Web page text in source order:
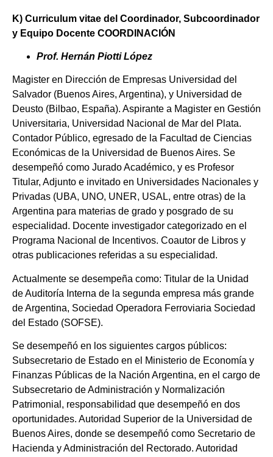
K) Curriculum vitae del Coordinador, Subcoordinador
y Equipo Docente COORDINACIÓN
Prof. Hernán Piotti López
Magister en Dirección de Empresas Universidad del
Salvador (Buenos Aires, Argentina), y Universidad de
Deusto (Bilbao, España). Aspirante a Magister en Gestión
Universitaria, Universidad Nacional de Mar del Plata.
Contador Público, egresado de la Facultad de Ciencias
Económicas de la Universidad de Buenos Aires. Se
desempeñó como Jurado Académico, y es Profesor
Titular, Adjunto e invitado en Universidades Nacionales y
Privadas (UBA, UNO, UNER, USAL, entre otras) de la
Argentina para materias de grado y posgrado de su
especialidad. Docente investigador categorizado en el
Programa Nacional de Incentivos. Coautor de Libros y
otras publicaciones referidas a su especialidad.
Actualmente se desempeña como: Titular de la Unidad
de Auditoría Interna de la segunda empresa más grande
de Argentina, Sociedad Operadora Ferroviaria Sociedad
del Estado (SOFSE).
Se desempeñó en los siguientes cargos públicos:
Subsecretario de Estado en el Ministerio de Economía y
Finanzas Públicas de la Nación Argentina, en el cargo de
Subsecretario de Administración y Normalización
Patrimonial, responsabilidad que desempeñó en dos
oportunidades. Autoridad Superior de la Universidad de
Buenos Aires, donde se desempeñó como Secretario de
Hacienda y Administración del Rectorado. Autoridad